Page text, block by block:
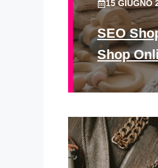
15 GIUGNO
SEO
Shop